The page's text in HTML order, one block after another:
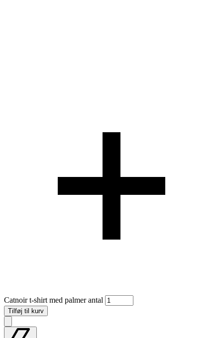
Catnoir t-shirt med palmer antal
Tilføj til kurv